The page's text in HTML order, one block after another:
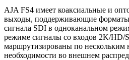
AJA FS4 имеет коаксиальные и
выходы, поддерживающие
сигнала SDI в одноканальном
режиме сигналы со входов 2K/HD/
маршрутизированы по нескольким
необходимости во внешнем